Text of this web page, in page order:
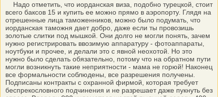
Надо отметить, что иорданская виза, подобно турецкой, стоит
всего баксов 15 и купить ее можно прямо в аэропорту. Глядя на
отрешенные лица таможенников, можно было подумать, что
иорданская таможня дает добро, даже если ты провозишь
золотые слитки под мышкой. Они долго не могли понять, зачем
нужно регистрировать ввозимую аппаратуру - фотоаппараты,
ноутбуки и прочее, и делали это с явной неохотой. Но это
нужно было сделать обязательно, потому что на обратном пути
могли возникнуть такие неприятности - мама не горюй! Наконец
все формальности соблюдены, все разрешения получены.
Подписаны контракты с охранной фирмой, которая требует
беспрекословного подчинения и не разрешает даже пукнуть без